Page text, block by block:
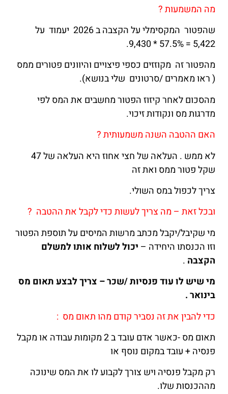
מה המשמעות ?
שהפטור המקסימלי על הקצבה ב 2026 יעמוד על
5,422 = 57.5% * 9,430.
מהפטור זה מקוזזים כספי פיצויים והיוונים פטורים ממס
( ראו מאמרים /סרטונים שלי בנושא).
מהסכום לאחר קיזוז הפטור מחשבים את המס לפי
מדרגות מס ונקודות זיכוי.
האם ההטבה השנה משמעותית ?
לא ממש . העלאה של חצי אחוז היא העלאה של 47
שקל פטור ממס ואת זה
צריך לכפול במס השולי.
ובכל זאת – מה צריך לעשות כדי לקבל את ההטבה ?
מי שקיבל/יקבל מכתב מרשות המיסים על תוספת הפטור
וזו הכנסתו היחידה – יכול לשלוח אותו למשלם
הקצבה .
מי שיש לו עוד פנסיות /שכר – צריך לבצע תאום מס
בינואר .
כדי להבין את זה נסביר קודם מהו תאום מס :
תאום מס -כאשר אדם עובד ב 2 מקומות עבודה או מקבל
פנסיה + עובד במקום נוסף או
רק מקבל פנסיה ויש צורך לקבוע לו את המס שינוכה
מההכנסות שלו.